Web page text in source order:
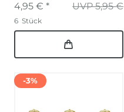
UVP 5,95 €
4,95 € *
6 Stück
-3%